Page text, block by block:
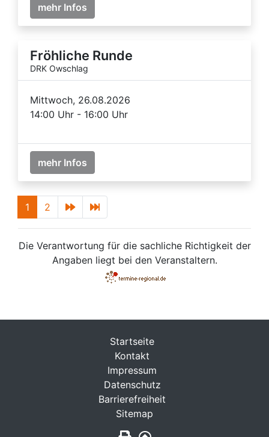
mehr Infos
Fröhliche Runde
DRK Owschlag
Mittwoch, 26.08.2026
14:00 Uhr - 16:00 Uhr
mehr Infos
1 2
Die Verantwortung für die sachliche Richtigkeit der
Angaben liegt bei den Veranstaltern.
Startseite
Kontakt
Impressum
Datenschutz
Barrierefreiheit
Sitemap